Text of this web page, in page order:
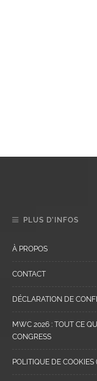
PLUS D’INFOS
À PROPOS
CONTACT
DÉCLARATION DE
MWC 2026 : TOUT CE
CONGRESS
POLITIQUE DE COOKIES